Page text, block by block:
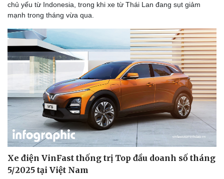
chủ yếu từ Indonesia, trong khi xe từ Thái Lan đang sụt giảm
mạnh trong tháng vừa qua.
Xe điện VinFast thống trị Top đầu doanh số tháng
5/2025 tại Việt Nam